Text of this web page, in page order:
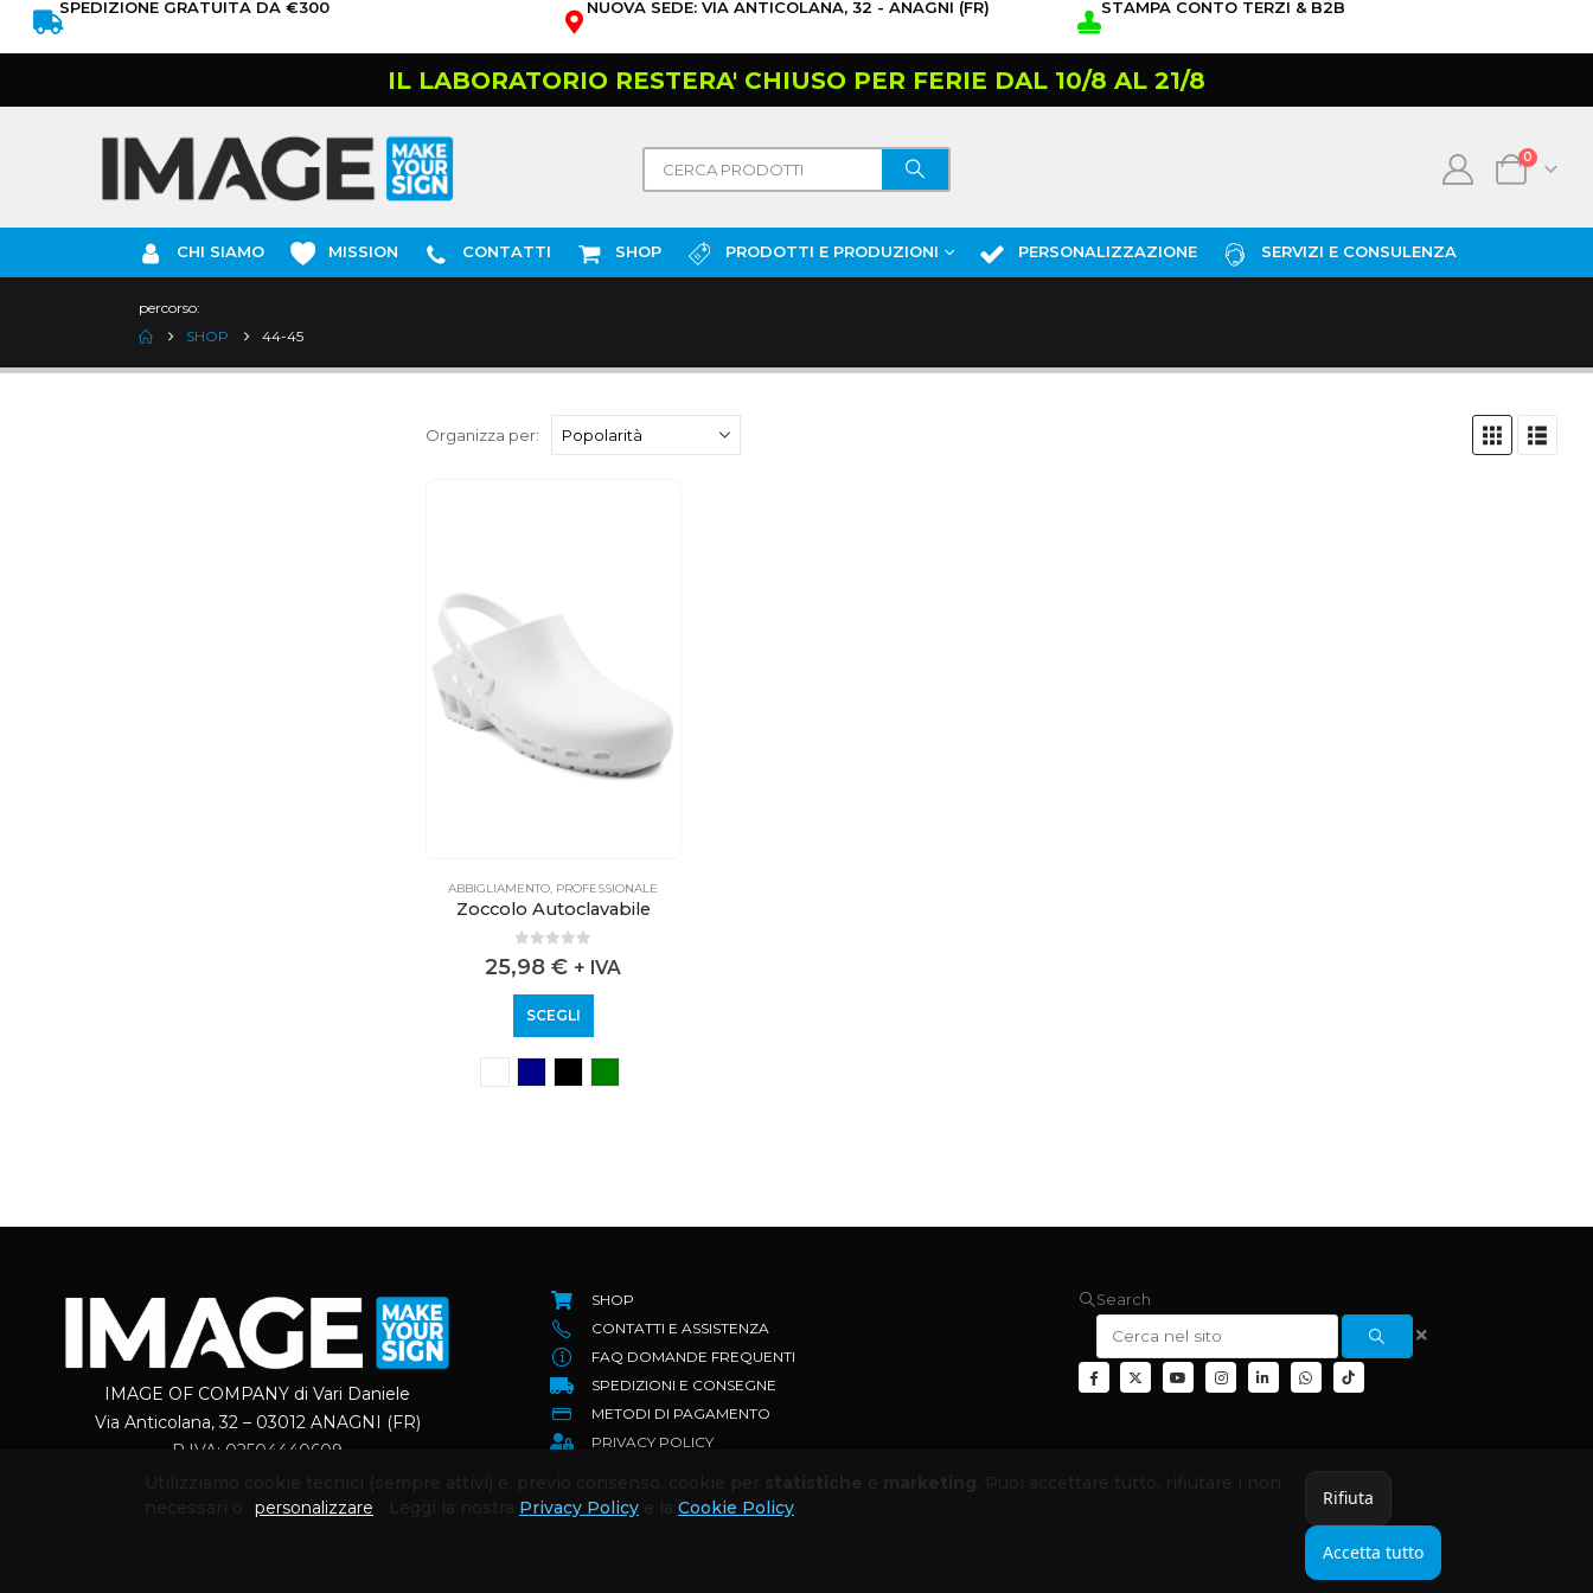
SPEDIZIONE GRATUITA DA €300 NUOVA SEDE: VIA ANTICOLANA, 32 - ANAGNI (FR) STAMPA CONTO TERZI & B2B
IL LABORATORIO RESTERA' CHIUSO PER FERIE DAL 10/8 AL 21/8
0
CHI SIAMO MISSION CONTATTI SHOP PRODOTTI E PRODUZIONI PERSONALIZZAZIONE SERVIZI E CONSULENZA
percorso:
SHOP
44-45
Organizza per:
ABBIGLIAMENTO PROFESSIONALE
Zoccolo Autoclavabile
0out of 5
25,98€ + IVA
SCEGLI
IMAGE OF COMPANY di Vari Daniele
Via Anticolana, 32 – 03012 ANAGNI (FR)
P.IVA: 02504440609
SHOP
CONTATTI E ASSISTENZA
FAQ DOMANDE FREQUENTI
SPEDIZIONI E CONSEGNE
METODI DI PAGAMENTO
PRIVACY POLICY
RESI E RIMBORSI
Search
Utilizziamo cookie tecnici (sempre attivi) e, previo consenso, cookie per statistiche e marketing. Puoi accettare tutto, rifiutare i non
necessari o
personalizzare . Leggi la nostra Privacy Policy e la Cookie Policy. Rifiuta
Accetta tutto